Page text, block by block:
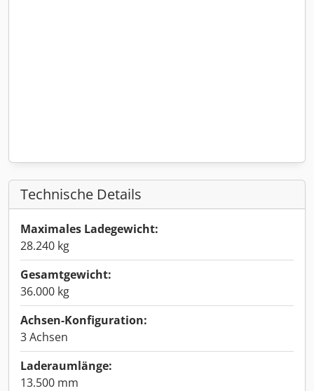
Technische Details
Maximales Ladegewicht:
28.240 kg
Gesamtgewicht:
36.000 kg
Achsen-Konfiguration:
3 Achsen
Laderaumlänge:
13.500 mm